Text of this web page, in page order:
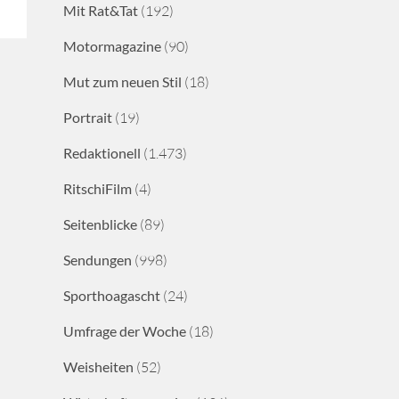
Mit Rat&Tat (192)
Motormagazine (90)
Mut zum neuen Stil (18)
Portrait (19)
Redaktionell (1.473)
RitschiFilm (4)
Seitenblicke (89)
Sendungen (998)
Sporthoagascht (24)
Umfrage der Woche (18)
Weisheiten (52)